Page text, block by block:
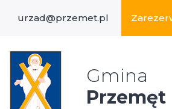
urzad@przemet.pl
Gmina
Przemęt
Wyszukaj w